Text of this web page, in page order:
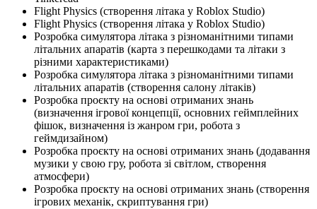
Flight Physics (створення літака у Roblox Studio)
Flight Physics (створення літака у Roblox Studio)
Розробка симулятора літака з різноманітними типами
літальних апаратів (карта з перешкодами та літаки з
різними характеристиками)
Розробка симулятора літака з різноманітними типами
літальних апаратів (створення салону літаків)
Розробка проєкту на основі отриманих знань
(визначення ігрової концепції, основних геймплейних
фішок, визначення із жанром гри, робота з
геймдизайном)
Розробка проєкту на основі отриманих знань (додавання
музики у свою гру, робота зі світлом, створення
атмосфери)
Розробка проєкту на основі отриманих знань (створення
ігрових механік, скриптування гри)